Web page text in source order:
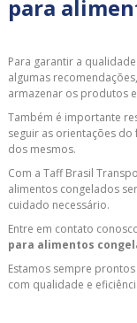
para
Para garantir a
algumas
armazenar os produtos
Também é importante
seguir as orientações
dos mesmos.
Com a Taff Brasil
alimentos congelados
cuidado necessário.
Entre em contato
para alimentos
Estamos sempre
com qualidade e